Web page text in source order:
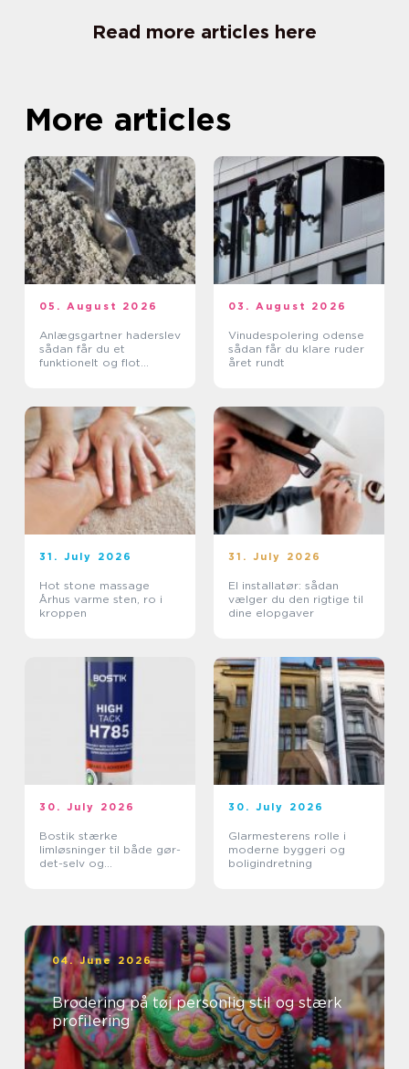
Read more articles here
More articles
05. August 2026
Anlægsgartner haderslev
sådan får du et
funktionelt og flot
03. August 2026
Vinudespolering odense
sådan får du klare ruder
året rundt
31. July 2026
Hot stone massage
Århus varme sten, ro i
kroppen
31. July 2026
El installatør: sådan
vælger du den rigtige til
dine elopgaver
30. July 2026
Bostik stærke
limløsninger til både gør-
det-selv og
30. July 2026
Glarmesterens rolle i
moderne byggeri og
boligindretning
04. June 2026
Brodering på tøj personlig stil og stærk
profilering